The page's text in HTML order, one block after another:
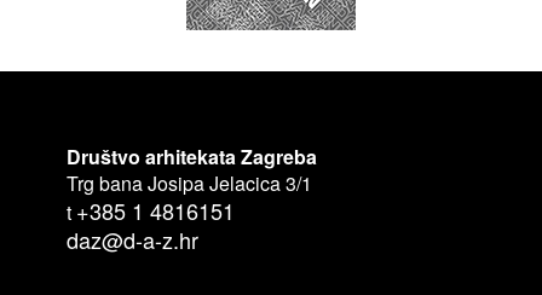
Društvo arhitekata Zagreba
Trg bana Josipa Jelacica 3/1
t +385 1 4816151
daz@d-a-z.hr